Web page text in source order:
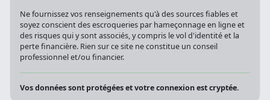
Ne fournissez vos renseignements qu'à des sources fiables et
soyez conscient des escroqueries par hameçonnage en ligne et
des risques qui y sont associés, y compris le vol d'identité et la
perte financière. Rien sur ce site ne constitue un conseil
professionnel et/ou financier.
Vos données sont protégées et votre connexion est cryptée.